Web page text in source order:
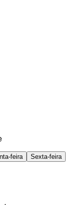
feira
Sexta-feira